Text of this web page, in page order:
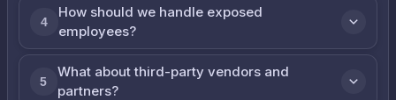
4
How should we handle exposed
employees?
5
What about third-party vendors and
partners?